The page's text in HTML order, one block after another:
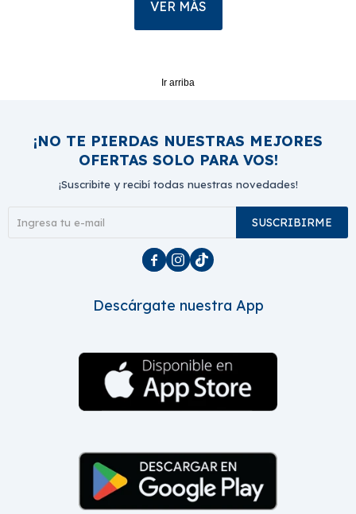
VER MÁS
Ir arriba
¡NO TE PIERDAS NUESTRAS MEJORES
OFERTAS SOLO PARA VOS!
¡Suscribite y recibí todas nuestras novedades!
SUSCRIBIRME
  
Descárgate nuestra App